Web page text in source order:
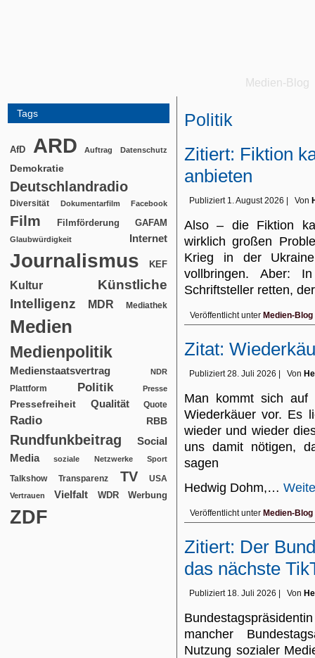
Medien-Blog
Tags
AfD ARD Auftrag Datenschutz
Demokratie
Deutschlandradio
Diversität Dokumentarfilm Facebook
Film Filmförderung GAFAM
Glaubwürdigkeit Internet
Journalismus KEF
Kultur
Künstliche
Intelligenz
MDR Mediathek
Medien
Medienpolitik
Medienstaatsvertrag NDR
Plattform Politik Presse
Pressefreiheit Qualität Quote
Radio RBB
Rundfunkbeitrag
Social
Media
soziale Netzwerke Sport
Talkshow Transparenz TV USA
Vertrauen Vielfalt WDR Werbung
ZDF
Politik
Zitiert: Fiktion
anbieten
Publiziert 1. August 2026 Von
Also – die Fiktion
wirklich großen
Krieg in der
vollbringen. Aber:
Schriftsteller retten,
Veröffentlicht unter Medien-Blog
Zitat:
Publiziert 28. Juli 2026 Von
Man kommt sich auf
Wiederkäuer vor. Es
wieder und wieder
uns damit nötigen,
sagen
Hedwig Dohm,…
Veröffentlicht unter Medien-Blog
Zitiert: Der
das nächste
Publiziert 18. Juli 2026 Von
mancher
Nutzung sozialer